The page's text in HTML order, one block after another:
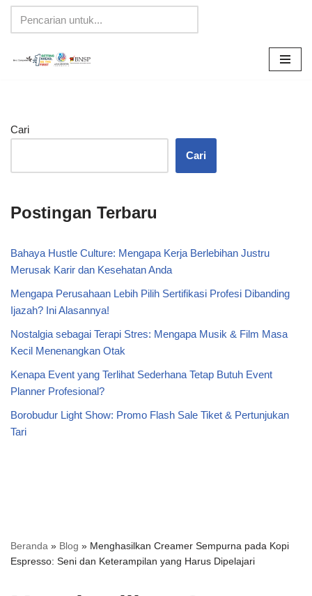
Lompat
Cari
Cari
Postingan Terbaru
Bahaya Hustle Culture: Mengapa Kerja Berlebihan Justru
Merusak Karir dan Kesehatan Anda
Mengapa Perusahaan Lebih Pilih Sertifikasi Profesi Dibanding
Ijazah? Ini Alasannya!
Nostalgia sebagai Terapi Stres: Mengapa Musik & Film Masa
Kecil Menenangkan Otak
Kenapa Event yang Terlihat Sederhana Tetap Butuh Event
Planner Profesional?
Borobudur Light Show: Promo Flash Sale Tiket & Pertunjukan
Tari
Beranda » Blog » Menghasilkan Creamer Sempurna pada Kopi
Espresso: Seni dan Keterampilan yang Harus Dipelajari